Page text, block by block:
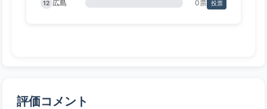
12 広島 0票 投票
評価コメント